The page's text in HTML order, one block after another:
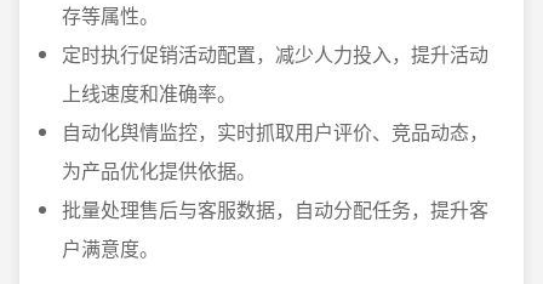
存等属性。
定时执行促销活动配置，减少人力投入，提升活动
上线速度和准确率。
自动化舆情监控，实时抓取用户评价、竞品动态，
为产品优化提供依据。
批量处理售后与客服数据，自动分配任务，提升客
户满意度。